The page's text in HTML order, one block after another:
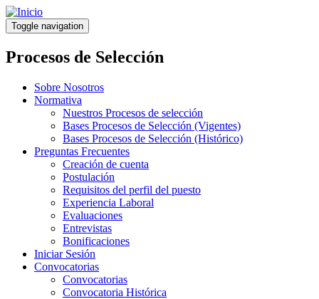
Pasar
al
contenido
principal
Toggle navigation
Procesos de Selección
Sobre Nosotros
Normativa
Nuestros Procesos de selección
Bases Procesos de Selección (Vigentes)
Bases Procesos de Selección (Histórico)
Preguntas Frecuentes
Creación de cuenta
Postulación
Requisitos del perfil del puesto
Experiencia Laboral
Evaluaciones
Entrevistas
Bonificaciones
Iniciar Sesión
Convocatorias
Convocatorias
Convocatoria Histórica